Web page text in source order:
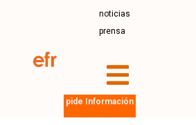
noticias
prensa
pide Información